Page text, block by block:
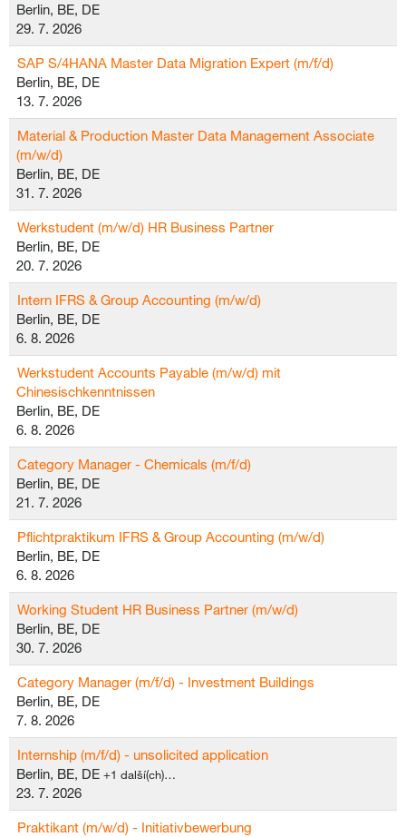
Berlin, BE, DE
29. 7. 2026
SAP S/4HANA Master Data Migration Expert (m/f/d)
Berlin, BE, DE
13. 7. 2026
Material & Production Master Data Management Associate
(m/w/d)
Berlin, BE, DE
31. 7. 2026
Werkstudent (m/w/d) HR Business Partner
Berlin, BE, DE
20. 7. 2026
Intern IFRS & Group Accounting (m/w/d)
Berlin, BE, DE
6. 8. 2026
Werkstudent Accounts Payable (m/w/d) mit
Chinesischkenntnissen
Berlin, BE, DE
6. 8. 2026
Category Manager - Chemicals (m/f/d)
Berlin, BE, DE
21. 7. 2026
Pflichtpraktikum IFRS & Group Accounting (m/w/d)
Berlin, BE, DE
6. 8. 2026
Working Student HR Business Partner (m/w/d)
Berlin, BE, DE
30. 7. 2026
Category Manager (m/f/d) - Investment Buildings
Berlin, BE, DE
7. 8. 2026
Internship (m/f/d) - unsolicited application
Berlin, BE, DE +1 další(ch)…
23. 7. 2026
Praktikant (m/w/d) - Initiativbewerbung